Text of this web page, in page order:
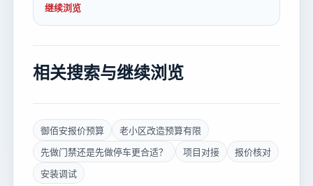
继续浏览
相关搜索与继续浏览
御佰安报价预算
老小区改造预算有限
先做门禁还是先做停车更合适？
项目对接
报价核对
安装调试